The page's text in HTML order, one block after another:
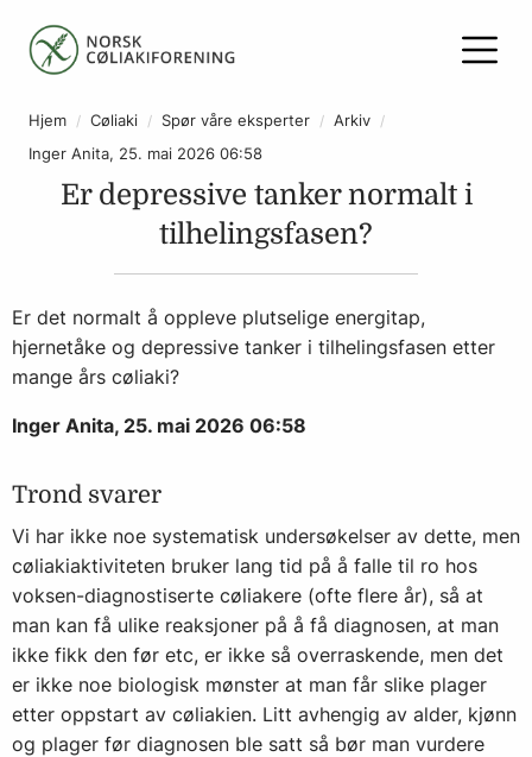
Hjem Cøliaki Spør våre eksperter
Arkiv
Inger Anita, 25. mai 2026 06:58
Er depressive tanker normalt i
tilhelingsfasen?
Er det normalt å oppleve plutselige energitap,
hjernetåke og depressive tanker i tilhelingsfasen etter
mange års cøliaki?
Inger Anita, 25. mai 2026 06:58
Trond svarer
Vi har ikke noe systematisk undersøkelser av dette, men
cøliakiaktiviteten bruker lang tid på å falle til ro hos
voksen-diagnostiserte cøliakere (ofte flere år), så at
man kan få ulike reaksjoner på å få diagnosen, at man
ikke fikk den før etc, er ikke så overraskende, men det
er ikke noe biologisk mønster at man får slike plager
etter oppstart av cøliakien. Litt avhengig av alder, kjønn
og plager før diagnosen ble satt så bør man vurdere